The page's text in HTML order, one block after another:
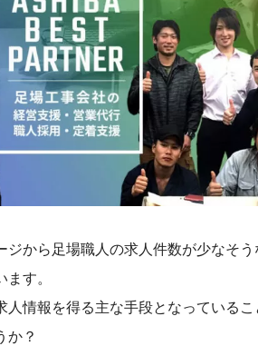
から足場職人の求人件数が少なそう
す。
情報を得る主な手段となっている
か？